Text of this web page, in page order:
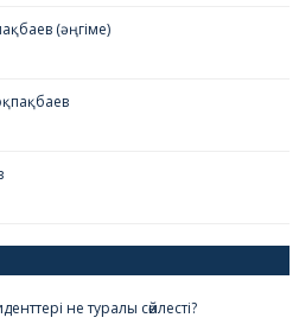
(әңгіме)
не туралы сөйлесті?